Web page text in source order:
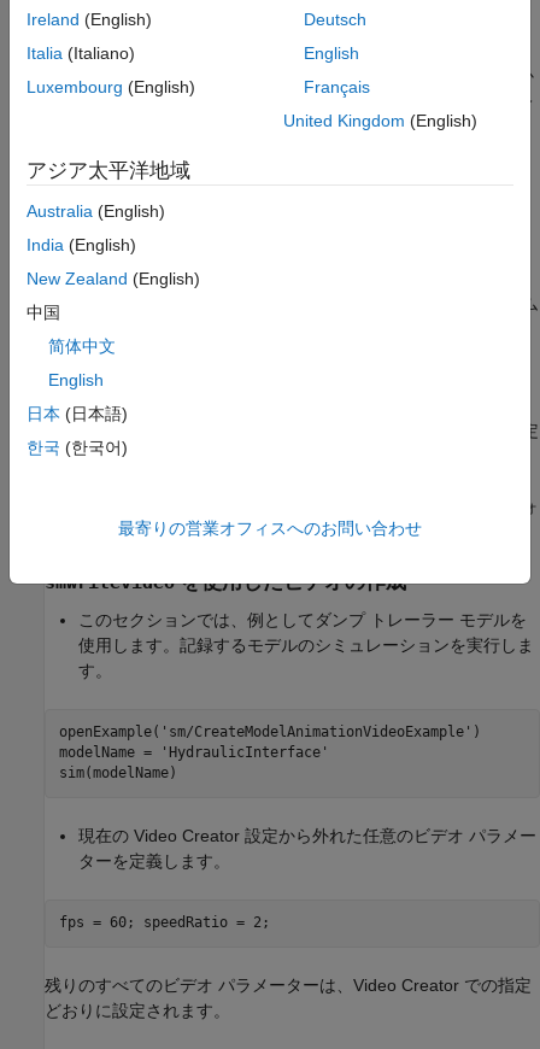
記録するモデルのシミュレーションを実行します。モデルか
ら生成されるアニメーションやビデオは、モデルのシミュレ
ーション データを基にしています。
Multibody Explorer の
Creator] を選択します。Video Creator はモデルの可視化に
Video Creator で、必要なビデオ パラメーターを指定しま
す。変更可能なビデオ パラメーターには、ビデオのフレーム
ル形式があります。
[Create]
デルのアニメーション ビデオが生成され、指定の名前で指定
のフォルダーに保存されます。
モデルのアニメーション ビデオを、書き込み権限のあるフォ
ルダーに保存します。
smwritevideoを使用したビデオの作成
このセクションでは、例としてダンプ トレーラー モデルを
使用します。記録するモデルのシミュレーションを実行しま
す。
openExample( 'sm/CreateModelAnimationVideoExample' )
modelName =
'HydraulicInterface'
現在の Video Creator 設定から外れた任意のビデオ パラメー
ターを定義します。
残りのすべてのビデオ パラメーターは、Video Creator での指定
どおりに設定されます。
Ireland (English)
Italia (Italiano)
Luxembourg (English)
Deutsch
English
Français
United Kingdom (English)
アジア太平洋地域
Australia (English)
India (English)
New Zealand (English)
中国
简体中文
English
日本 (日本語)
한국 (한국어)
最寄りの営業オフィスへのお問い合わせ